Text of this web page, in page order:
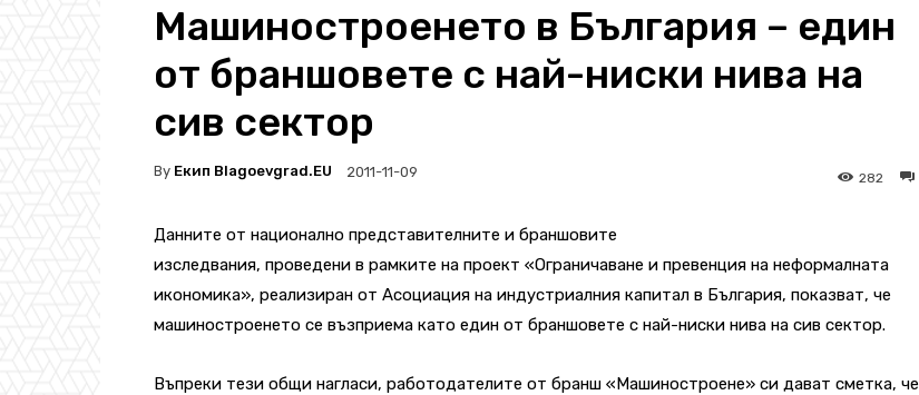
Машиностроенето в България – един
от браншовете с най-ниски нива на
сив сектор
By Екип Blagoevgrad.EU 2011-11-09 282
Данните от национално представителните и браншовите
изследвания, проведени в рамките на проект «Ограничаване и превенция на неформалната
икономика», реализиран от Асоциация на индустриалния капитал в България, показват, че
машиностроенето се възприема като един от браншовете с най-ниски нива на сив сектор.
Въпреки тези общи нагласи, работодателите от бранш «Машиностроене» си дават сметка, че